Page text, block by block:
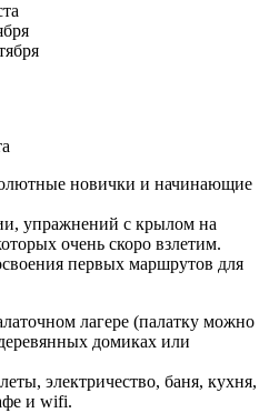
новички и начинающие
упражнений с крылом на
очень скоро взлетим.
первых маршрутов для
лагере (палатку можно
домиках или
электричество, баня, кухня,
и wifi.